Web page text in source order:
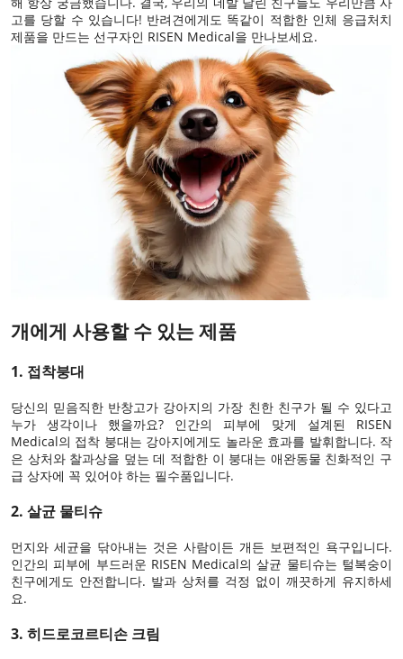
고를 당할 수 있습니다! 반려견에게도 똑같이 적합한 인체 응급처치
제품을 만드는 선구자인 RISEN Medical을 만나보세요.
개에게 사용할 수 있는 제품
1. 접착붕대
당신의 믿음직한 반창고가 강아지의 가장 친한 친구가 될 수 있다고
누가 생각이나 했을까요? 인간의 피부에 맞게 설계된 RISEN
Medical의 접착 붕대는 강아지에게도 놀라운 효과를 발휘합니다. 작
은 상처와 찰과상을 덮는 데 적합한 이 붕대는 애완동물 친화적인 구
급 상자에 꼭 있어야 하는 필수품입니다.
2. 살균 물티슈
먼지와 세균을 닦아내는 것은 사람이든 개든 보편적인 욕구입니다.
인간의 피부에 부드러운 RISEN Medical의 살균 물티슈는 털복숭이
친구에게도 안전합니다. 발과 상처를 걱정 없이 깨끗하게 유지하세
요.
3. 히드로코르티손 크림